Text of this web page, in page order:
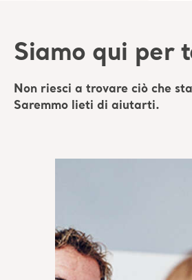
team di assistenza
Contatta un esperto
Arjo